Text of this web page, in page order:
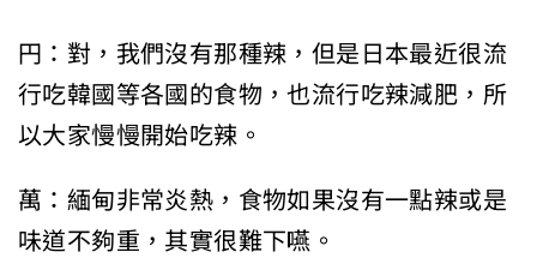
円：對，我們沒有那種辣，但是日本最近很流
行吃韓國等各國的食物，也流行吃辣減肥，所
以大家慢慢開始吃辣。
萬：緬甸非常炎熱，食物如果沒有一點辣或是
味道不夠重，其實很難下嚥。